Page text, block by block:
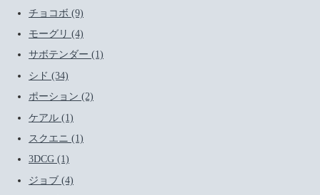
チョコボ (9)
モーグリ (4)
サボテンダー (1)
シド (34)
ポーション (2)
ケアル (1)
スクエニ (1)
3DCG (1)
ジョブ (4)